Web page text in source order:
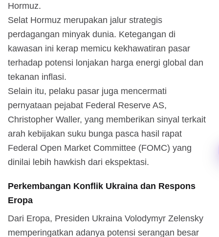
Hormuz.
Selat Hormuz merupakan jalur strategis
perdagangan minyak dunia. Ketegangan di
kawasan ini kerap memicu kekhawatiran pasar
terhadap potensi lonjakan harga energi global dan
tekanan inflasi.
Selain itu, pelaku pasar juga mencermati
pernyataan pejabat Federal Reserve AS,
Christopher Waller, yang memberikan sinyal terkait
arah kebijakan suku bunga pasca hasil rapat
Federal Open Market Committee (FOMC) yang
dinilai lebih hawkish dari ekspektasi.
Perkembangan Konflik Ukraina dan Respons
Eropa
Dari Eropa, Presiden Ukraina Volodymyr Zelensky
memperingatkan adanya potensi serangan besar